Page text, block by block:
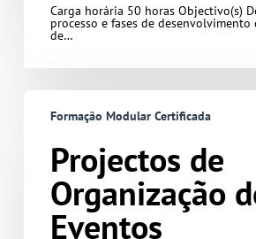
Carga horária 50 horas Objectivo(s)
processo e fases de
de…
Projectos
Organização
Eventos
Formação Modular Certificada
Projectos de
Organização
Eventos